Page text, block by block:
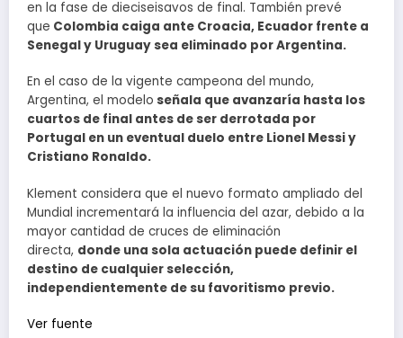
en la fase de dieciseisavos de final. También prevé
que Colombia caiga ante Croacia, Ecuador frente a
Senegal y Uruguay sea eliminado por Argentina.
En el caso de la vigente campeona del mundo,
Argentina, el modelo señala que avanzaría hasta los
cuartos de final antes de ser derrotada por
Portugal en un eventual duelo entre Lionel Messi y
Cristiano Ronaldo.
Klement considera que el nuevo formato ampliado del
Mundial incrementará la influencia del azar, debido a la
mayor cantidad de cruces de eliminación
directa, donde una sola actuación puede definir el
destino de cualquier selección,
independientemente de su favoritismo previo.
Ver fuente